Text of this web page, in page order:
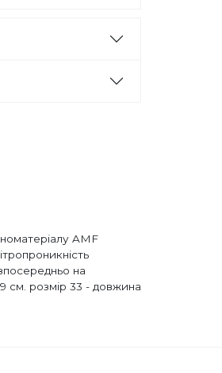
AMF
на
см. розмір 33 - довжина